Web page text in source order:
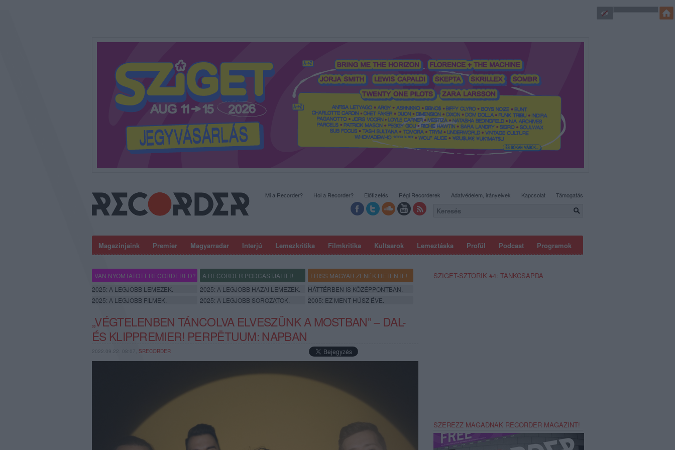
Magazinjaink Premier Magyarradar Interjú Lemezkritika Filmkritika Kultsarok Lemeztáska Profül Podcast Programok
Mi a Recorder? Hol a Recorder? Előfizetés Régi Recorderek Adatvédelem, irányelvek Kapcsolat Támogatás
VAN NYOMTATOTT RECORDERED? A RECORDER PODCASTJAI ITT!
FRISS MAGYAR ZENÉK HETENTE!
2025: A LEGJOBB LEMEZEK.
2025: A LEGJOBB HAZAI LEMEZEK.
HÁTTÉRBEN IS KÖZÉPPONTBAN.
2025: A LEGJOBB FILMEK.
2025: A LEGJOBB SOROZATOK. 2005: EZ MENT HÚSZ ÉVE.
„VÉGTELENBEN TÁNCOLVA ELVESZÜNK A MOSTBAN” – DAL-
ÉS KLIPPREMIER! PERPĒTUUM: NAPBAN
2022.09.22. 08:07, SRECORDER
SZIGET-SZTORIK #4: TANKCSAPDA
SZEREZZ MAGADNAK RECORDER MAGAZINT!
SÜTI BEÁLLÍTÁSOK MÓDOSÍTÁSA